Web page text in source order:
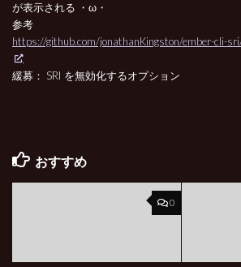
が表示される ・ω・
参考
https://github.com/jonathanKingston/ember-cli-
緩募： SRI を無効化するオプション
おすすめ
0